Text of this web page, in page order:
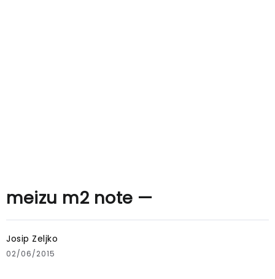
meizu m2 note —
Josip Zeljko
02/06/2015